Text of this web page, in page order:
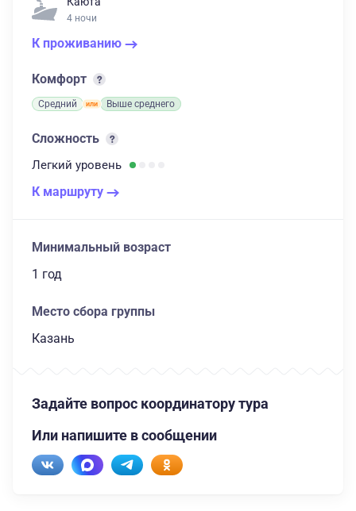
4 ночи
К проживанию
Комфорт
Средний Выше среднего
Сложность
Легкий уровень
К маршруту
Минимальный возраст
1 год
Место сбора группы
Казань
Задайте вопрос координатору тура
Или напишите в сообщении